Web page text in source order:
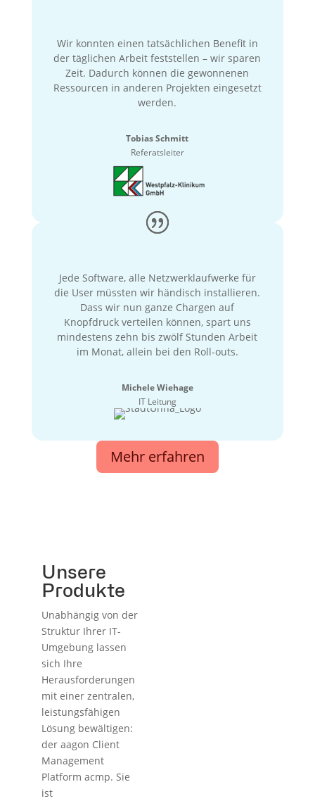
Wir konnten einen tatsächlichen Benefit in
der täglichen Arbeit feststellen – wir sparen
Zeit. Dadurch können die gewonnenen
Ressourcen in anderen Projekten eingesetzt
werden.
Tobias Schmitt
Referatsleiter
Jede Software, alle Netzwerklaufwerke für
die User müssten wir händisch installieren.
Dass wir nun ganze Chargen auf
Knopfdruck verteilen können, spart uns
mindestens zehn bis zwölf Stunden Arbeit
im Monat, allein bei den Roll-outs.
Michele Wiehage
IT Leitung
Mehr erfahren
Unsere
Produkte
Unabhängig von der
Struktur Ihrer IT-
Umgebung lassen
sich Ihre
Herausforderungen
mit einer zentralen,
leistungsfähigen
Lösung bewältigen:
der aagon Client
Management
Platform acmp. Sie
ist